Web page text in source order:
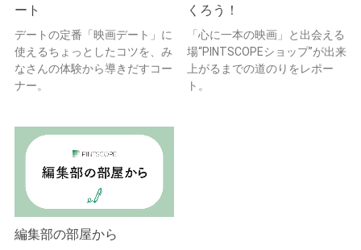
ート
デートの定番「映画デート」に
使えるちょっとしたコツを、み
なさんの体験から導きだすコー
ナー。
くろう！
「心に一本の映画」と出会える
場“PINTSCOPEショップ”が出来
上がるまでの道のりをレポー
ト。
編集部の部屋から